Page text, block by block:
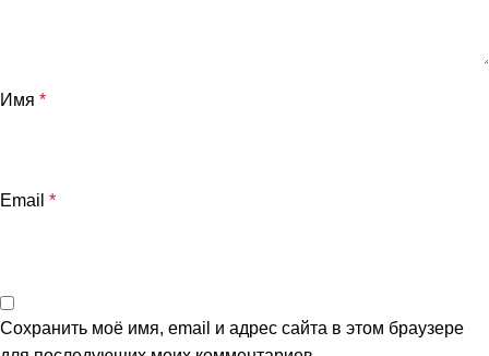
Имя *
Email *
Сохранить моё имя, email и адрес сайта в этом браузере